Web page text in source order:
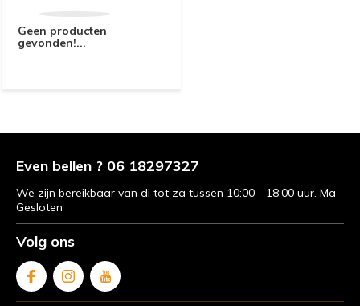
Geen producten
gevonden!...
Even bellen ? 06 18297327
We zijn bereikbaar van di tot za tussen 10:00 - 18:00 uur. Ma-
Gesloten
Volg ons